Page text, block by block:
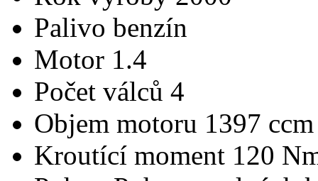
Palivo benzín
Motor 1.4
Počet válců 4
Objem motoru 1397 ccm
Kroutící moment 120